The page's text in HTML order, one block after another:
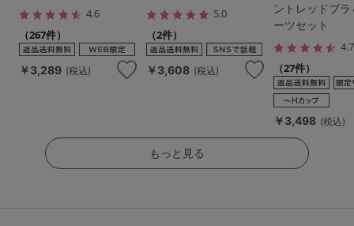
4.6
（267件）
￥3,289 (税込)
5.0
（2件）
￥3,608 (税込)
ントレッドブ
ーツセット
4.7
（27件）
￥3,498 (税込)
もっと見る